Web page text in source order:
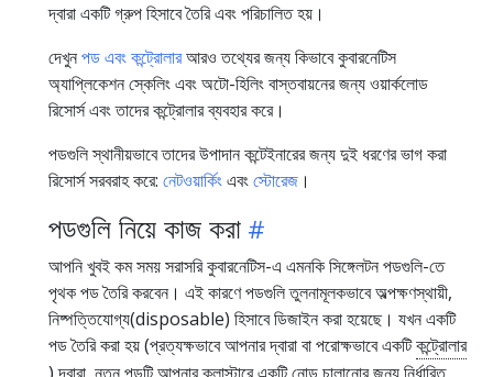
দ্বারা একটি গ্রুপ হিসাবে তৈরি এবং পরিচালিত হয়।
দেখুনপড এবং কন্ট্রোলারআরও তথ্যের জন্য কিভাবে কুবারনেটিস
অ্যাপ্লিকেশন স্কেলিং এবং অটো-হিলিং বাস্তবায়নের জন্য ওয়ার্কলোড
রিসোর্স এবং তাদের কন্ট্রোলার ব্যবহার করে।
পডগুলি স্থানীয়ভাবে তাদের উপাদান কন্টেইনারের জন্য দুই ধরণের ভাগ করা
রিসোর্স সরবরাহ করে: নেটওয়ার্কিংএবংস্টোরেজ ।
পডগুলি নিয়ে কাজ করা
আপনি খুবই কম সময় সরাসরি কুবারনেটিস-এ এমনকি সিঙ্গেলটন পডগুলি-তে
পৃথক পড তৈরি করবেন। এই কারণে পডগুলি তুলনামূলকভাবে অল্পক্ষণস্থায়ী,
নিষ্পত্তিযোগ্য(disposable) হিসাবে ডিজাইন করা হয়েছে। যখন একটি
পড তৈরি করা হয় (প্রত্যক্ষভাবে আপনার দ্বারা বা পরোক্ষভাবে একটিকন্ট্রোলার